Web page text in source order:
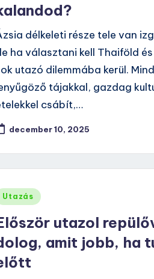
délkeleti része tele van
ha választani kell Thaiföld
utazó dilemmába kerül.
tájakkal, gazdag
csábít,…
december 10, 2025
Utazás
utazol
amit jobb, ha